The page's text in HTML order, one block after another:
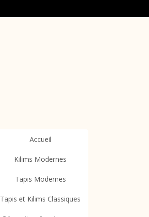
Accueil
Kilims Modernes
Tapis Modernes
Tapis et Kilims Classiques